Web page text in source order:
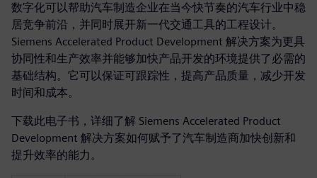
数字化可以帮助汽车制造企业在当今快节奏的汽车行业中稳
居竞争前沿，并同时展开新一代交通工具的工程设计。
Siemens Accelerated Product Development 解决方案为更具
协同性和生产效率并能够加快产品开发的环境提供了必需的
基础结构。它可以保证可跟踪性，提高产品质量，减少开发
时间和成本。
下载此电子书，详细了解 Siemens Accelerated Product
Development 解决方案如何赋予了汽车制造商加快创新和
提升效率的能力。